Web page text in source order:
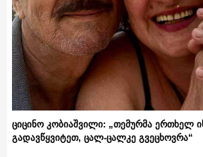
ციცინო კობიაშვილი: „თემურმა ერთხელ
გადავწყვიტეთ, ცალ-ცალკე გვეცხოვრა“